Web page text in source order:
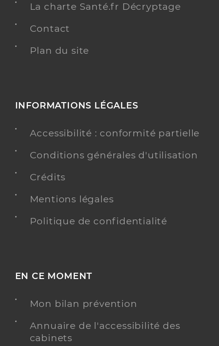
La charte Santé.fr Décryptage
Contact
Plan du site
INFORMATIONS LÉGALES
Accessibilité : conformité partielle
Conditions générales d'utilisation
Crédits
Mentions légales
Politique de confidentialité
EN CE MOMENT
Mon bilan prévention
Annuaire de l'accessibilité des
cabinets